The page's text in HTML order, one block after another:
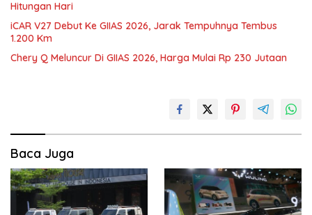
Hitungan Hari
iCAR V27 Debut Ke GIIAS 2026, Jarak Tempuhnya Tembus
1.200 Km
Chery Q Meluncur Di GIIAS 2026, Harga Mulai Rp 230 Jutaan
Baca Juga